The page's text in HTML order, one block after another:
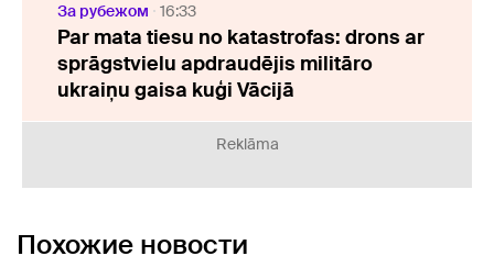
За рубежом 16:33
Par mata tiesu no katastrofas: drons ar
sprāgstvielu apdraudējis militāro
ukraiņu gaisa kuģi Vācijā
Reklāma
Похожие новости